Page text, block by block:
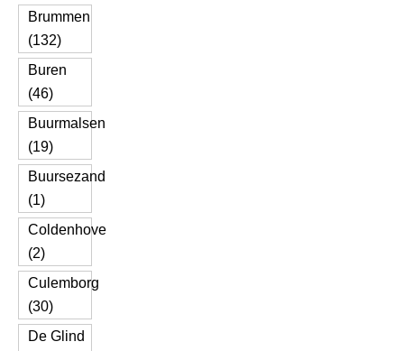
Brummen
(132)
Buren
(46)
Buurmalsen
(19)
Buursezand
(1)
Coldenhove
(2)
Culemborg
(30)
De Glind